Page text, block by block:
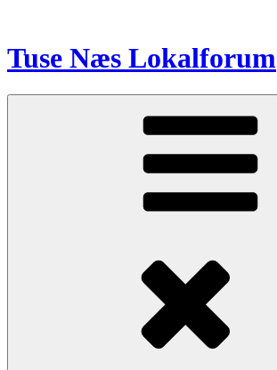
indhold
Tuse Næs Lokalforum